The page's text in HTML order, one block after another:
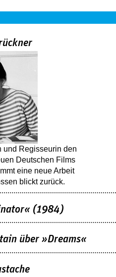
und Regisseurin den
Deutschen Films
eine neue Arbeit
blickt zurück.
(1984)
über »Dreams«